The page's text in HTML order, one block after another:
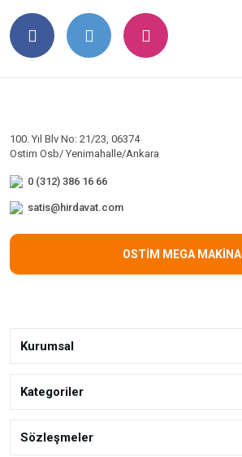
100. Yıl Blv No: 21/23, 06374
Ostim Osb/ Yenimahalle/Ankara
0 (312) 386 16 66
satis@hirdavat.com
OSTİM MEGA MAKİNA
Kurumsal
Kategoriler
Sözleşmeler